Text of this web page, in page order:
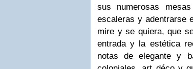
sus numerosas
escaleras y adentrarse
mire y se quiera, que
entrada y la estética
notas de elegante y